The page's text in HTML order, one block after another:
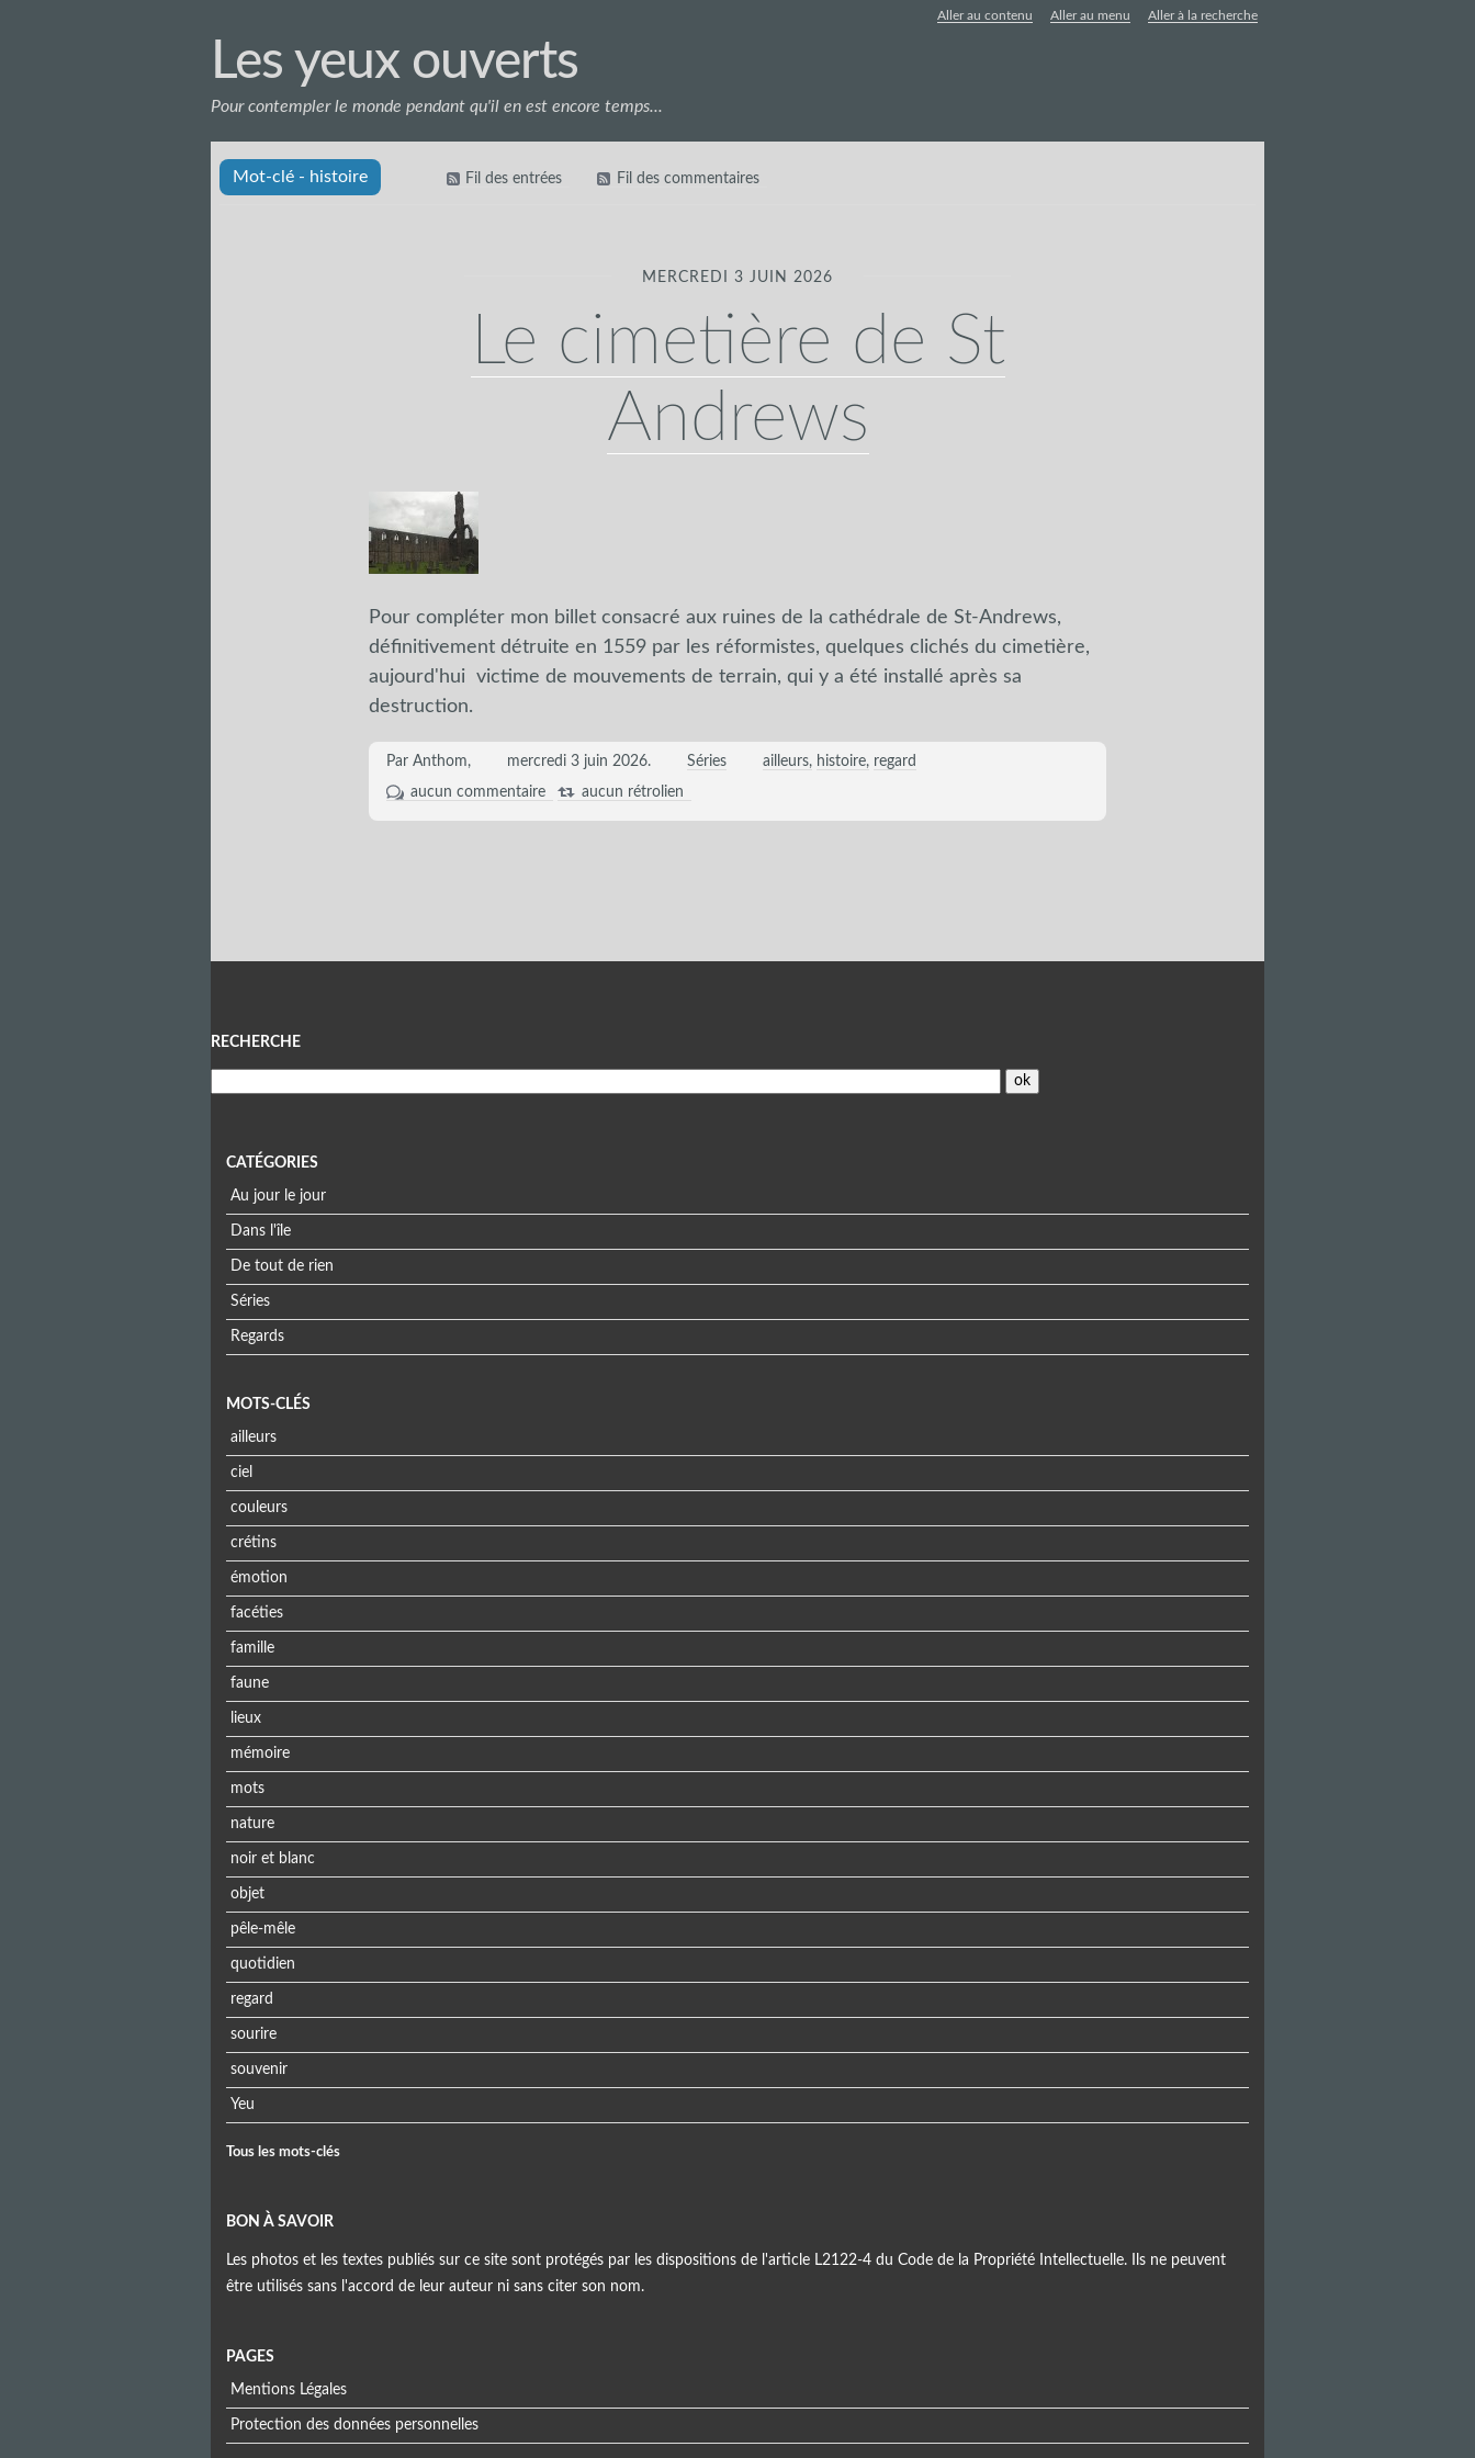
Aller au contenu Aller au menu Aller à la recherche
Les yeux ouverts
Pour contempler le monde pendant qu'il en est encore temps...
Mot-clé - histoire Fil des entrées Fil des commentaires
MERCREDI 3 JUIN 2026
Le cimetière de St
Andrews
Pour compléter mon billet consacré aux ruines de la cathédrale de St-Andrews,
définitivement détruite en 1559 par les réformistes, quelques clichés du cimetière,
aujourd'hui victime de mouvements de terrain, qui y a été installé après sa
destruction.
Par Anthom, mercredi 3 juin 2026. Séries ailleurs histoire regard
aucun commentaire
aucun rétrolien
Menu
RECHERCHE
CATÉGORIES
Au jour le jour
Dans l'île
De tout de rien
Séries
Regards
MOTS-CLÉS
ailleurs
ciel
couleurs
crétins
émotion
facéties
famille
faune
lieux
mémoire
mots
nature
noir et blanc
objet
pêle-mêle
quotidien
regard
sourire
souvenir
Yeu
Tous les mots-clés
BON À SAVOIR
Les photos et les textes publiés sur ce site sont protégés par les dispositions de l'article L2122-4 du Code de la Propriété Intellectuelle. Ils ne peuvent
être utilisés sans l'accord de leur auteur ni sans citer son nom.
PAGES
Mentions Légales
Protection des données personnelles